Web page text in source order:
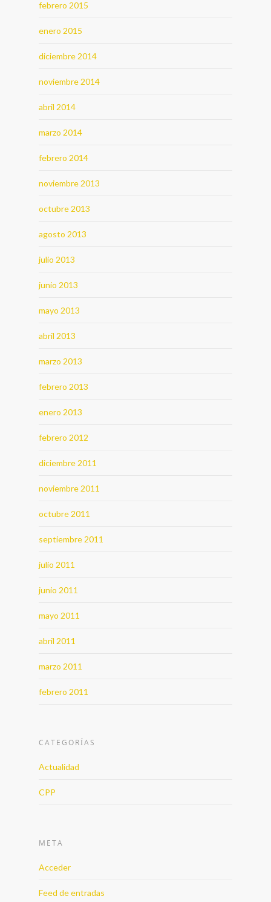
febrero 2015
enero 2015
diciembre 2014
noviembre 2014
abril 2014
marzo 2014
febrero 2014
noviembre 2013
octubre 2013
agosto 2013
julio 2013
junio 2013
mayo 2013
abril 2013
marzo 2013
febrero 2013
enero 2013
febrero 2012
diciembre 2011
noviembre 2011
octubre 2011
septiembre 2011
julio 2011
junio 2011
mayo 2011
abril 2011
marzo 2011
febrero 2011
CATEGORÍAS
Actualidad
CPP
META
Acceder
Feed de entradas